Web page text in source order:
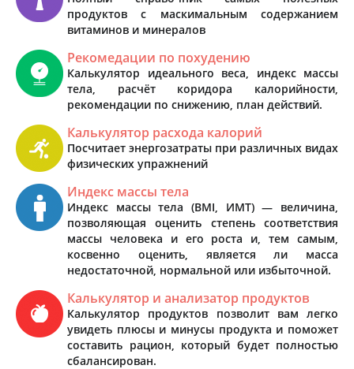
продуктов с маскимальным содержанием
витаминов и минералов
Рекомедации по похудению
Калькулятор идеального веса, индекс массы
тела, расчёт коридора калорийности,
рекомендации по снижению, план действий.
Калькулятор расхода калорий
Посчитает энергозатраты при различных видах
физических упражнений
Индекс массы тела
Индекс массы тела (BMI, ИМТ) — величина,
позволяющая оценить степень соответствия
массы человека и его роста и, тем самым,
косвенно оценить, является ли масса
недостаточной, нормальной или избыточной.
Калькулятор и анализатор продуктов
Калькулятор продуктов позволит вам легко
увидеть плюсы и минусы продукта и поможет
составить рацион, который будет полностью
сбалансирован.